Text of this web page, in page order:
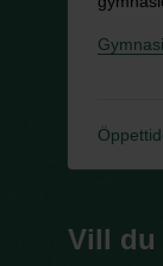
Vill du